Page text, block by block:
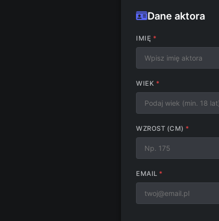
Dane aktora
IMIĘ
WIEK
WZROST (CM)
EMAIL